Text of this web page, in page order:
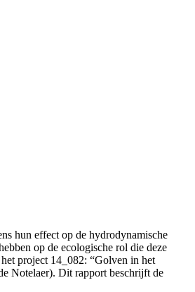
hun effect op de hydrodynamische
op de ecologische rol die deze
project 14_082: “Golven in het
Notelaer). Dit rapport beschrijft de